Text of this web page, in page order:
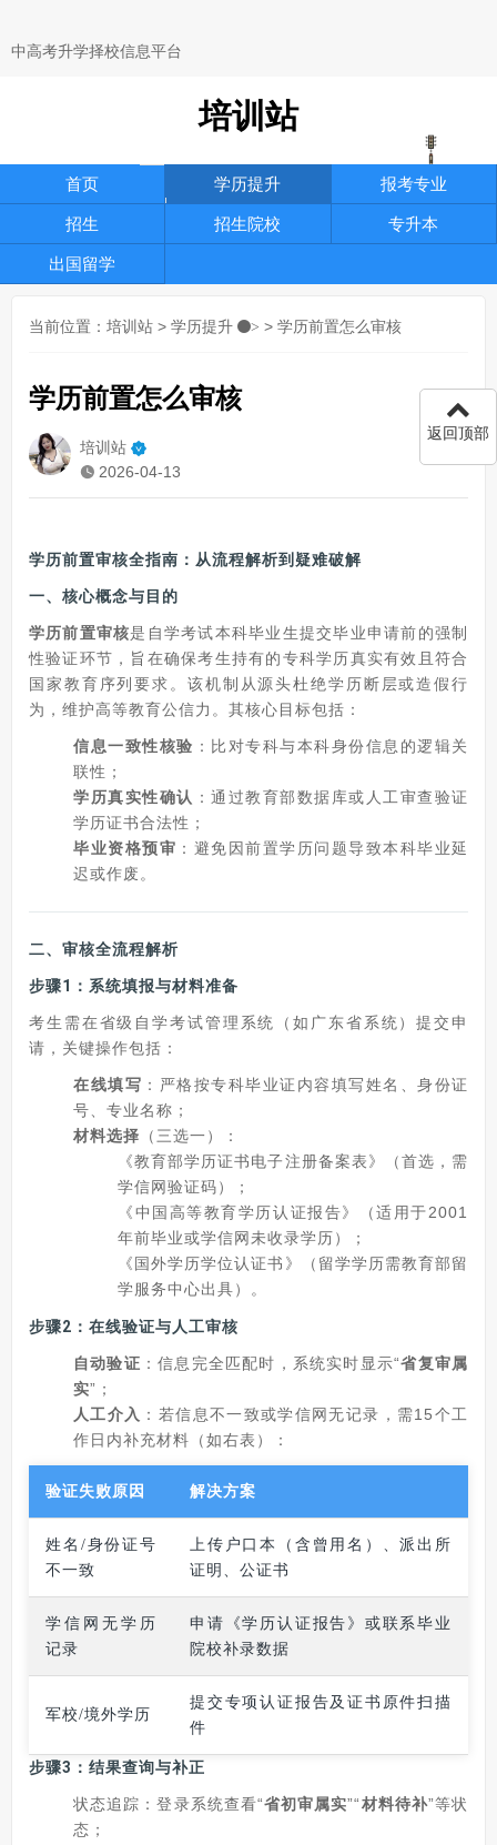
中高考升学择校信息平台
培训站
首页 学历提升 报考专业
招生 招生院校 专升本
出国留学
当前位置： 培训站 > 学历提升 > > 学历前置怎么审核
学历前置怎么审核
培训站
2026-04-13
学历前置审核全指南：从流程解析到疑难破解
一、 核心概念与目的
学历前置审核是自学考试本科毕业生提交毕业申请前的强制
性验证环节，旨在确保考生持有的专科学历真实有效且符合
国家教育序列要求。该机制从源头杜绝学历断层或造假行
为，维护高等教育公信力。其核心目标包括：
信息一致性核验 ：比对专科与本科身份信息的逻辑关
联性；
学历真实性确认
：通过教育部数据库或人工审查验证
学历证书合法性；
毕业资格预审 ：避免因前置学历问题导致本科毕业延
迟或作废。
二、 审核全流程解析
步骤1：系统填报与材料准备
考生需在省级自学考试管理系统（如广东省系统）提交申
请，关键操作包括：
在线填写 ：严格按专科毕业证内容填写姓名、身份证
号、专业名称；
材料选择 （三选一）：
《教育部学历证书电子注册备案表》（首选，需
学信网验证码）；
《中国高等教育学历认证报告》（适用于2001
年前毕业或学信网未收录学历）；
《国外学历学位认证书》（留学学历需教育部留
学服务中心出具）。
步骤2：在线验证与人工审核
自动验证 ：信息完全匹配时，系统实时显示“省复审属
实”；
人工介入 ：若信息不一致或学信网无记录，需15个工
作日内补充材料（如右表）：
验证失败原因 解决方案
姓名/身份证号
不一致
上传户口本（含曾用名）、派出所
证明、公证书
学信网无学历
记录
申请《学历认证报告》或联系毕业
院校补录数据
军校/境外学历
提交专项认证报告及证书原件扫描
件
步骤3：结果查询与补正
状态追踪：登录系统查看“省初审属实”“材料待补”等状
态；
返回顶部